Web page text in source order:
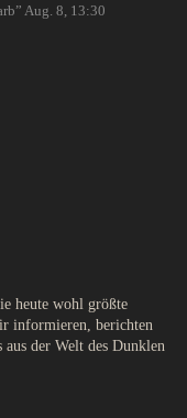
” Aug. 8, 13:30
heute wohl größte
informieren, berichten
der Welt des Dunklen